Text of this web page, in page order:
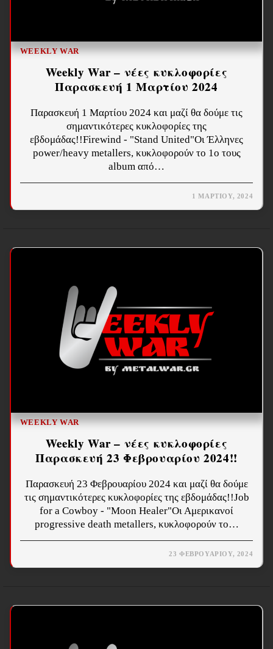
WEEKLY WAR
Weekly War – νέες κυκλοφορίες
Παρασκευή 1 Μαρτίου 2024
Παρασκευή 1 Μαρτίου 2024 και μαζί θα δούμε τις
σημαντικότερες κυκλοφορίες της
εβδομάδας!!Firewind - "Stand United"Οι Έλληνες
power/heavy metallers, κυκλοφορούν το 1ο τους
album από…
1 ΜΑΡΤΊΟΥ, 2024
WEEKLY WAR
Weekly War – νέες κυκλοφορίες
Παρασκευή 23 Φεβρουαρίου 2024!!
Παρασκευή 23 Φεβρουαρίου 2024 και μαζί θα δούμε
τις σημαντικότερες κυκλοφορίες της εβδομάδας!!Job
for a Cowboy - "Moon Healer"Οι Αμερικανοί
progressive death metallers, κυκλοφορούν το…
23 ΦΕΒΡΟΥΑΡΊΟΥ, 2024